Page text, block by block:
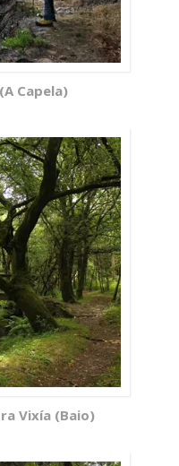
Capela)
Vixía (Baio)